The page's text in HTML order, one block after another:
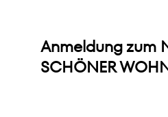
Anmeldung zum
SCHÖNER